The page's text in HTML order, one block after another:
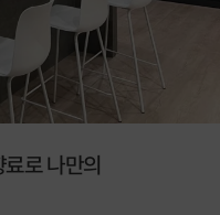
로 나만의